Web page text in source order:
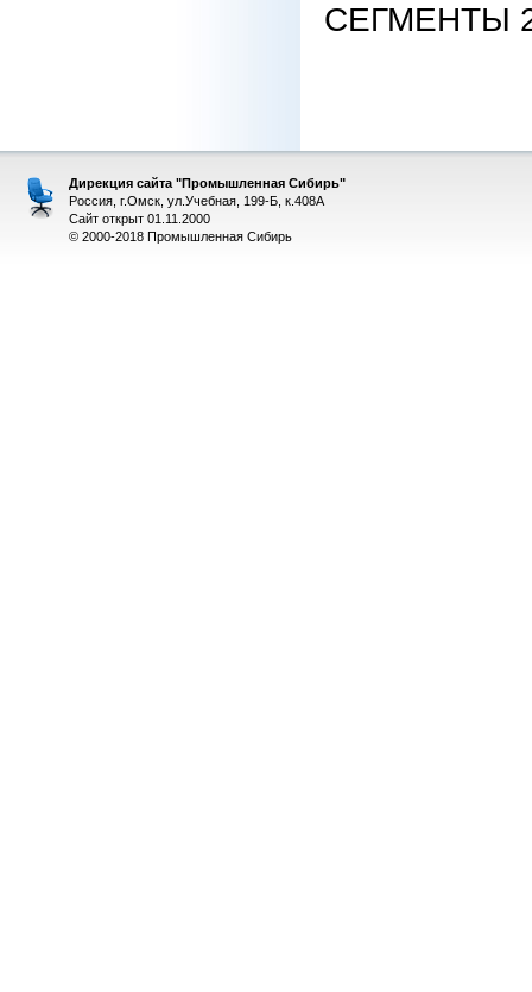
СЕГМЕНТЫ
Дирекция сайта "Промышленная Сибирь"
Россия, г.Омск, ул.Учебная, 199-Б, к.408А
Сайт открыт 01.11.2000
© 2000-2018 Промышленная Сибирь